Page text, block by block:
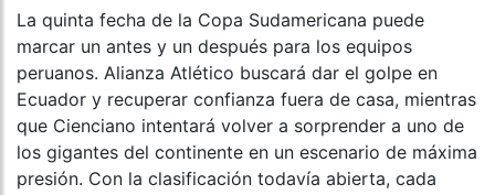
La quinta fecha de la Copa Sudamericana puede
marcar un antes y un después para los equipos
peruanos. Alianza Atlético buscará dar el golpe en
Ecuador y recuperar confianza fuera de casa, mientras
que Cienciano intentará volver a sorprender a uno de
los gigantes del continente en un escenario de máxima
presión. Con la clasificación todavía abierta, cada